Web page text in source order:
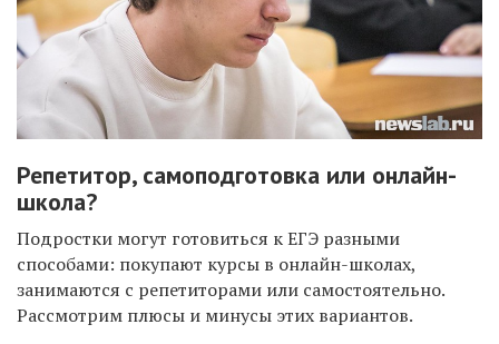
Репетитор, самоподготовка или онлайн-
школа?
Подростки могут готовиться к ЕГЭ разными
способами: покупают курсы в онлайн-школах,
занимаются с репетиторами или самостоятельно.
Рассмотрим плюсы и минусы этих вариантов.